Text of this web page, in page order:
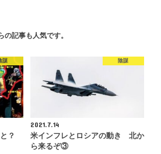
の記事も人気です。
謀
？
陰謀
2021.7.14
米インフレとロシアの動き 北か
ら来るぞ③